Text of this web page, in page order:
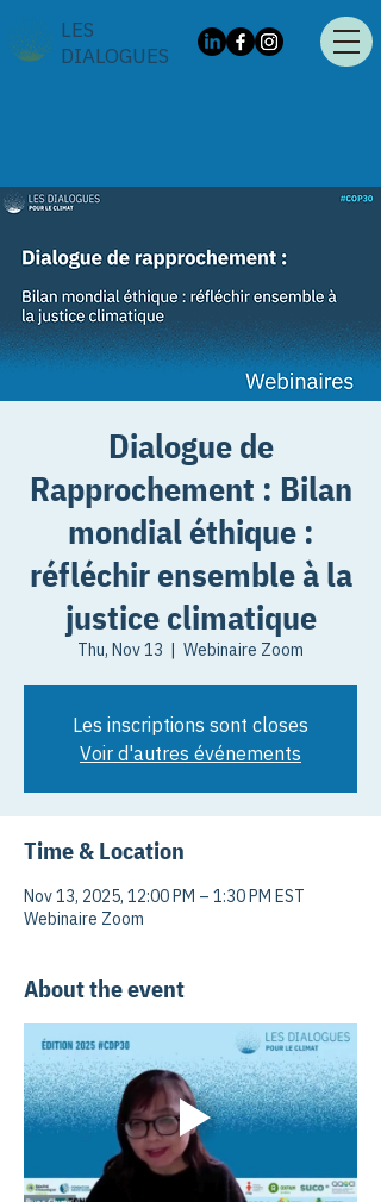
LES
DIALOGUES
Dialogue de
Rapprochement : Bilan
mondial éthique :
réfléchir ensemble à la
justice climatique
Thu, Nov 13
  |
Webinaire Zoom
Les inscriptions sont closes
Voir d'autres événements
Time & Location
Nov 13, 2025, 12:00 PM – 1:30 PM EST
Webinaire Zoom
About the event